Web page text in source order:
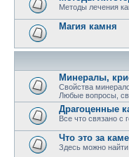
Методы лечения
Магия камня
Минералы,
Свойства
Любые вопросы,
Драгоценные
Все что связано
Что это за
Здесь можно